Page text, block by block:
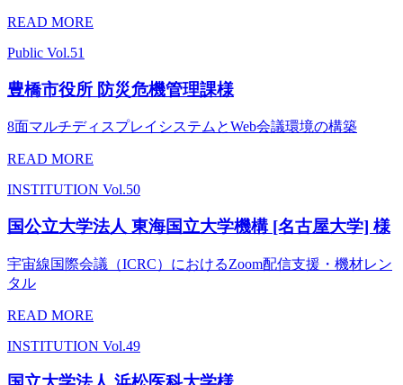
READ MORE
Public Vol.51
豊橋市役所 防災危機管理課様
8面マルチディスプレイシステムとWeb会議環境の構築
READ MORE
INSTITUTION Vol.50
国公立大学法人 東海国立大学機構 [名古屋大学] 様
宇宙線国際会議（ICRC）におけるZoom配信支援・機材レン
タル
READ MORE
INSTITUTION Vol.49